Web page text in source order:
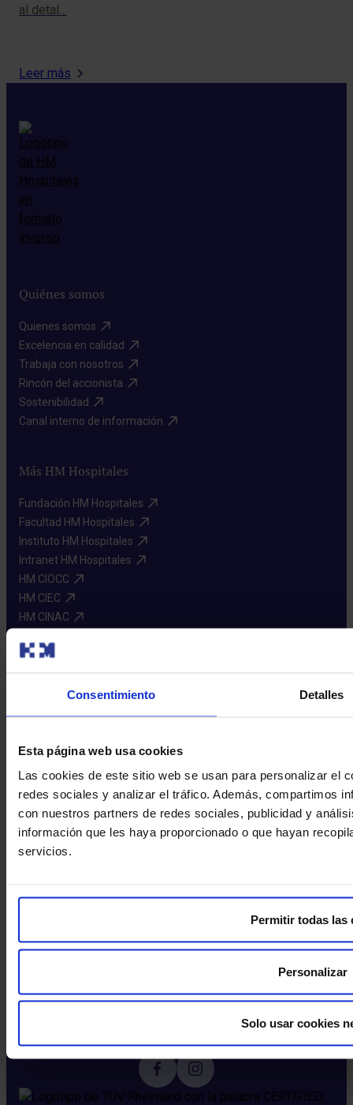
Consentimiento Detalles
Esta página web usa cookies
Las cookies de este sitio web se usan para personalizar el
redes sociales y analizar el tráfico. Además, compartimos
con nuestros partners de redes sociales, publicidad y
información que les haya proporcionado o que hayan
servicios.
Permitir todas las
Personalizar
Solo usar cookies
al detal…
Leer más
Quiénes somos
Quienes somos​
Excelencia en calidad​
Trabaja con nosotros​
Rincón del accionista​
Sostenibilidad​
Canal interno de información​
Más HM Hospitales
Fundación HM Hospitales​
Facultad HM Hospitales​
Instituto HM Hospitales​
Intranet HM Hospitales​
HM CIOCC​
HM CIEC​
HM CINAC​
Aseguradoras y mutuas​
Preguntas frecuentes​
Blog​
Contacta con nosotros
Citación telefónica
900 111 010
Más sobre la app​